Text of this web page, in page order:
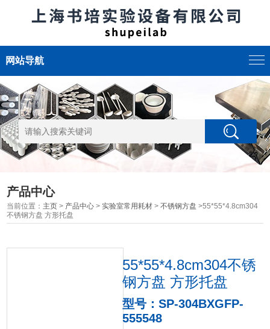
网站导航
产品中心
当前位置： 主页 > 产品中心 >实验室常用耗材 >不锈钢方盘 >55*55*4.8cm304
不锈钢方盘 方形托盘
55*55*4.8cm304不锈
钢方盘 方形托盘
型号：SP-304BXGFP-
555548